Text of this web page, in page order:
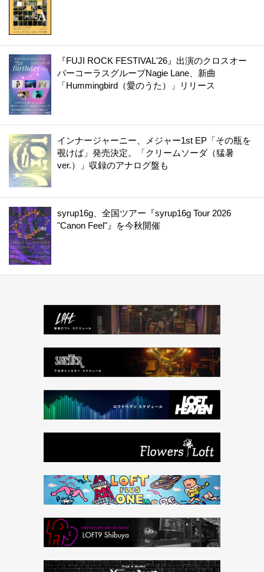
『FUJI ROCK FESTIVAL'26』出演のクロスオー
バーコーラスグループNagie Lane、新曲
「Hummingbird（愛のうた）」リリース
インナージャーニー、メジャー1st EP「その瓶を
覗けば」発売決定。「クリームソーダ（猛暑
ver.）」収録のアナログ盤も
syrup16g、全国ツアー『syrup16g Tour 2026
"Canon Feel"』を今秋開催